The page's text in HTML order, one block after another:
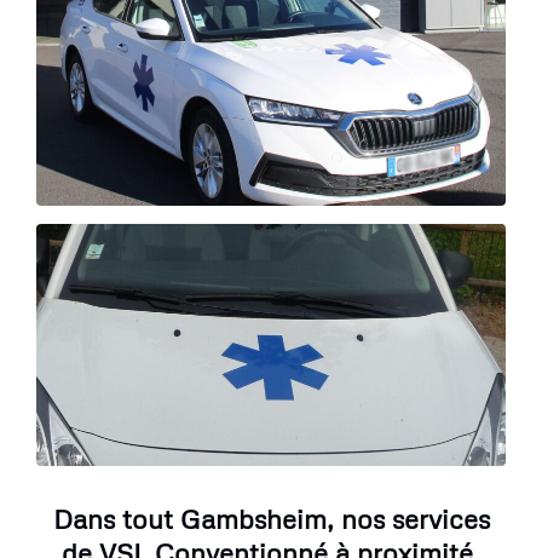
Dans tout Gambsheim, nos services